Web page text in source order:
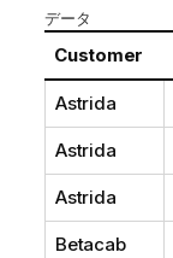
データ
Customer
Astrida
Astrida
Astrida
Betacab